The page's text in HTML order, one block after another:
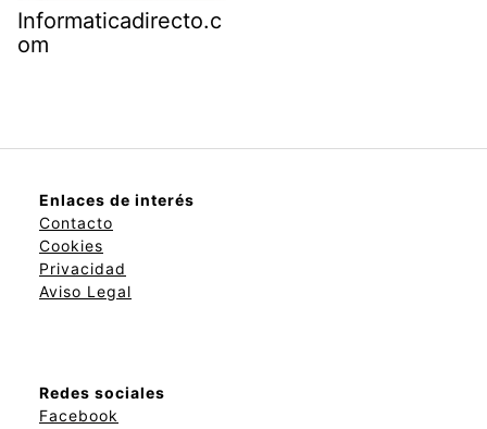
Informaticadirecto.c
om
Enlaces de interés
Contacto
Cookies
Privacidad
Aviso Legal
Redes sociales
Facebook